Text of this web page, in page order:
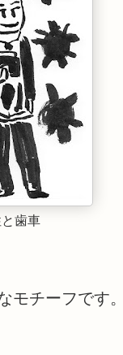
歯車
モチーフです。